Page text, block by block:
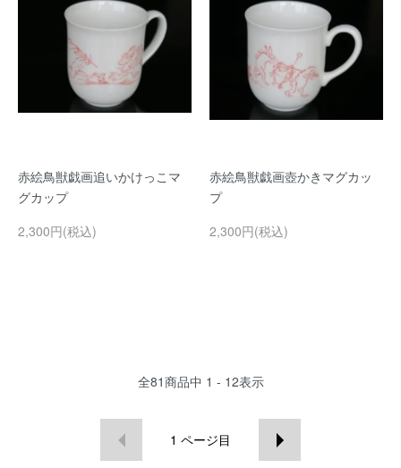
赤絵鳥獣戯画追いかけっこマ
グカップ
2,300円(税込)
赤絵鳥獣戯画壺かきマグカッ
プ
2,300円(税込)
全81商品中 1 - 12表示
1 ページ目